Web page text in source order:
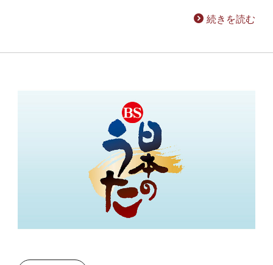
続きを読む